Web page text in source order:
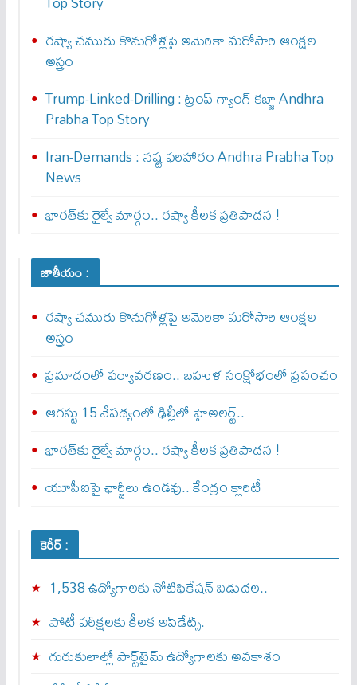
రష్యా చమురు కొనుగోళ్లపై అమెరికా మరోసారి ఆంక్షల
అస్త్రం
Trump-Linked-Drilling : ట్రంప్ గ్యాంగ్ క‌బ్జా Andhra
Prabha Top Story
Iran-Demands : న‌ష్ట ఫ‌రిహారం Andhra Prabha Top
News
భారత్‌కు రైల్వే మార్గం.. రష్యా కీలక ప్రతిపాదన !
జాతీయం :
రష్యా చమురు కొనుగోళ్లపై అమెరికా మరోసారి ఆంక్షల
అస్త్రం
ప్రమాదంలో పర్యావరణం.. బహుళ సంక్షోభంలో ప్రపంచం
ఆగస్టు 15 నేపథ్యంలో ఢిల్లీలో హైఅలర్ట్..
భారత్‌కు రైల్వే మార్గం.. రష్యా కీలక ప్రతిపాదన !
యూపీఐపై ఛార్జీలు ఉండవు.. కేంద్రం క్లారిటీ
కెరీర్ :
1,538 ఉద్యోగాలకు నోటిఫికేషన్ విడుదల..
పోటీ పరీక్షలకు కీలక అప్‌డేట్స్.
గురుకులాల్లో పార్ట్‌టైమ్ ఉద్యోగాలకు అవకాశం